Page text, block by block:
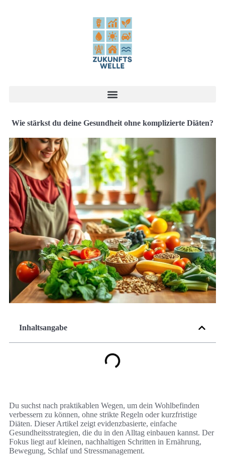
Wie stärkst du deine Gesundheit ohne komplizierte Diäten?
Inhaltsangabe
Du suchst nach praktikablen Wegen, um dein Wohlbefinden
verbessern zu können, ohne strikte Regeln oder kurzfristige
Diäten. Dieser Artikel zeigt evidenzbasierte, einfache
Gesundheitsstrategien, die du in den Alltag einbauen kannst. Der
Fokus liegt auf kleinen, nachhaltigen Schritten in Ernährung,
Bewegung, Schlaf und Stressmanagement.